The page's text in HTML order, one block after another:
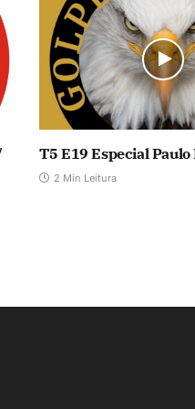
T5 E19 Especial Paulo
2 Min Leitura